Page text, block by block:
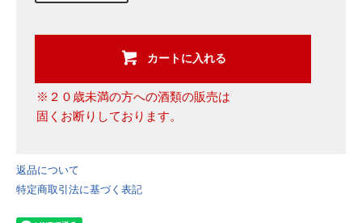
カートに入れる
※２０歳未満の方への酒類の販売は
固くお断りしております。
返品について
特定商取引法に基づく表記